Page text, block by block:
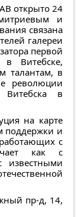
открыто 24
и
связана
галереи
первой
Витебске,
талантам, в
революции
Витебска в
на карте
поддержки и
с
как с
пр-д, 14,